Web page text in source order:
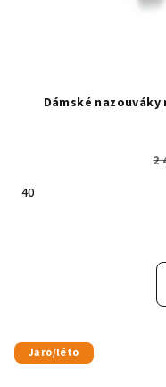
Dámské
2
40
Jaro/léto